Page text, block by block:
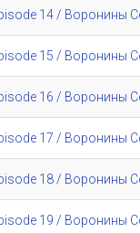
14 / Воронины
15 / Воронины
16 / Воронины
17 / Воронины
18 / Воронины
19 / Воронины